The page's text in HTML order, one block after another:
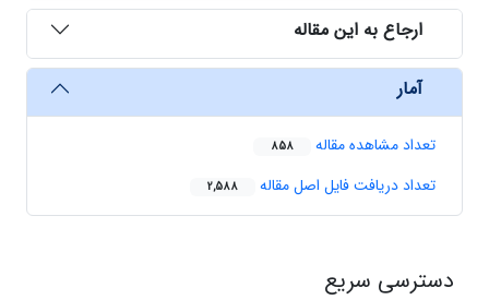
ارجاع به این مقاله
آمار
تعداد مشاهده مقاله 858
تعداد دریافت فایل اصل مقاله 2,588
دسترسی سریع